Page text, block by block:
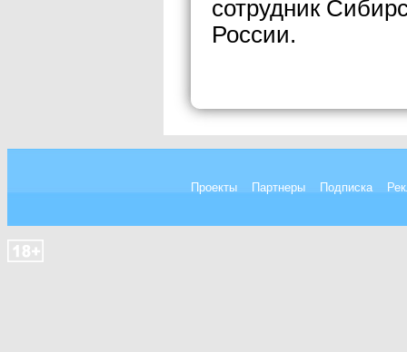
сотрудник
России.
Проекты Партнеры Подписка